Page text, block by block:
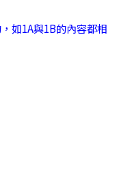
如1A與1B的內容都相